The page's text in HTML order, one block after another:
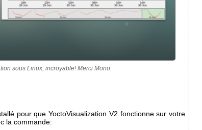
sous Linux, incroyable! Merci Mono.
pour que YoctoVisualization V2 fonctionne sur votre
la commande: